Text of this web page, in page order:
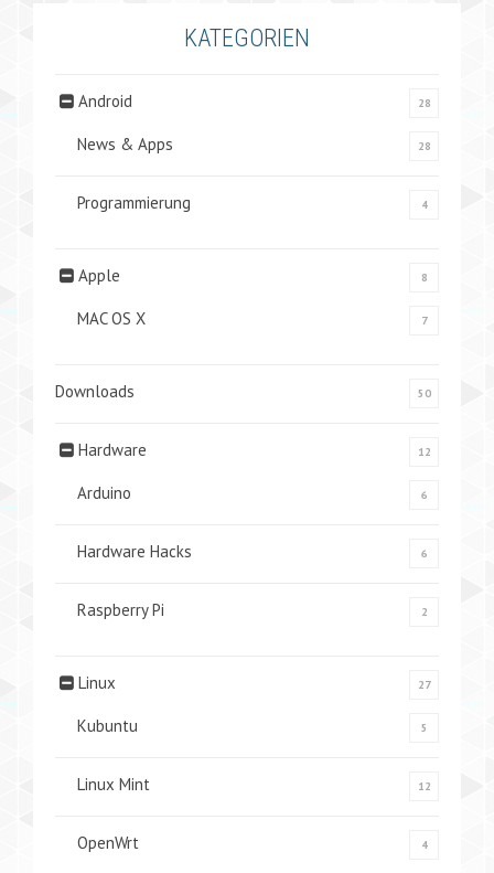
KATEGORIEN
Android 28
News & Apps 28
Programmierung 4
Apple 8
MAC OS X 7
Downloads 50
Hardware 12
Arduino 6
Hardware Hacks 6
Raspberry Pi 2
Linux 27
Kubuntu 5
Linux Mint 12
OpenWrt 4